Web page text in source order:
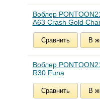
Воблер
A63 Crash Gold
Сравнить В
Воблер
R30 Funa
Сравнить В